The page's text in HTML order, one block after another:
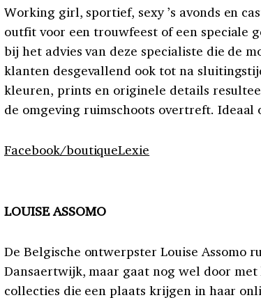
Working girl, sportief, sexy ’s avonds en
outfit voor een trouwfeest of een speciale
bij het advies van deze specialiste die de
klanten desgevallend ook tot na
kleuren, prints en originele details
de omgeving ruimschoots overtreft.
Facebook/boutiqueLexie
LOUISE ASSOMO
De Belgische ontwerpster Louise Assomo
Dansaertwijk, maar gaat nog wel door
collecties die een plaats krijgen in haar